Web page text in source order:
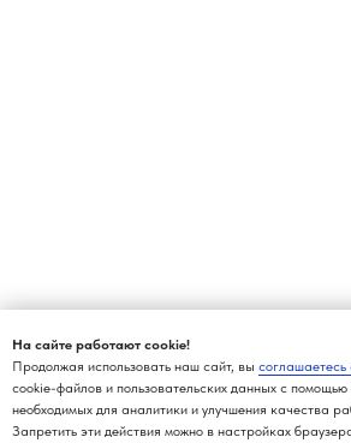
На сайте работают cookie!
Продолжая использовать наш сайт, вы соглашаетесь
cookie-файлов и пользовательских данных с
необходимых для аналитики и улучшения качества
Запретить эти действия можно в настройках